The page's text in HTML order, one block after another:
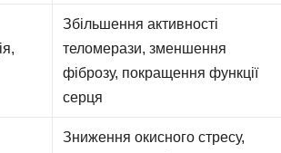
Збільшення активності
теломерази, зменшення
фіброзу, покращення функції
серця
Зниження окисного стресу,